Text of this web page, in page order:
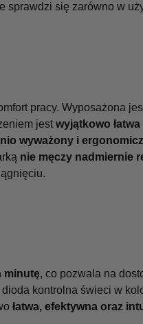
się zarówno w
pracy. Wyposażona
jest wyjątkowo
wyważony i
nie męczy nadmiernie
minutę, co pozwala na
kontrolna świeci w
łatwa, efektywna oraz